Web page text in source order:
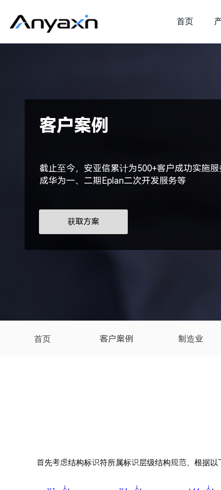
客户案例
截止至今，安亚信累计为500+客户成功实施
成华为一、二期Eplan二次开发服务等
获取方案
首页 客户案例 制造业
首先考虑结构标识符所属标识层级结构规范，根据
首页